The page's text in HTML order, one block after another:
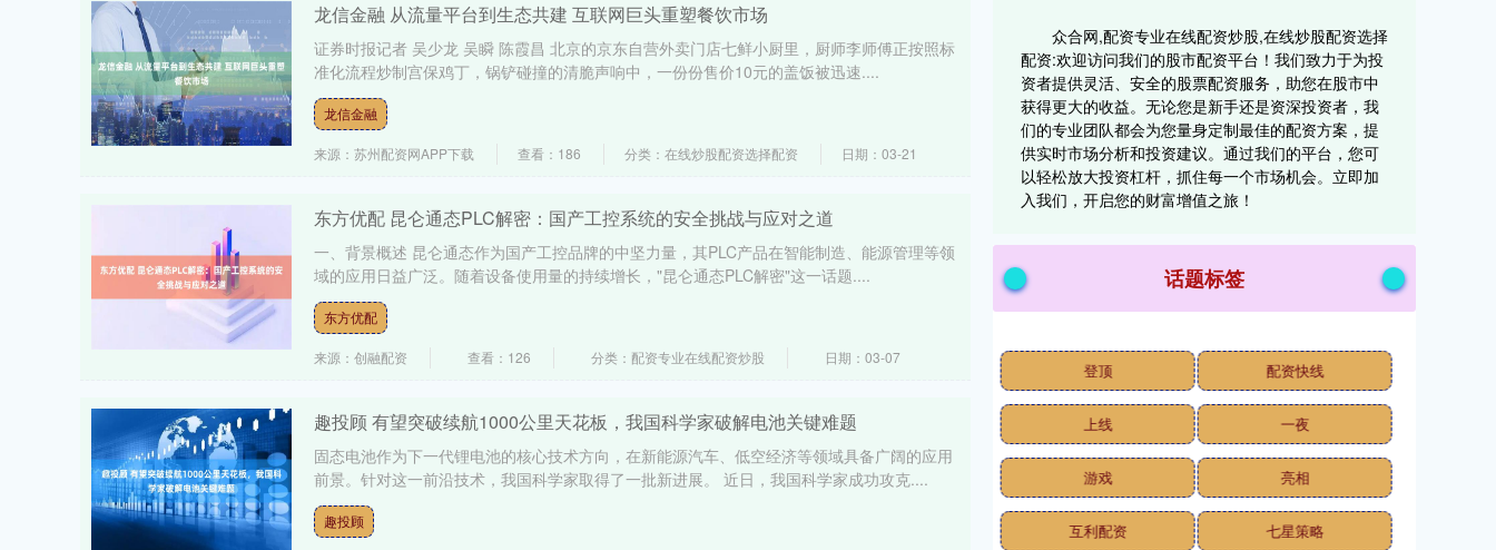
龙信金融 从流量平台到生态共建 互联网巨头重塑餐饮市场
证券时报记者 吴少龙 吴瞬 陈霞昌 北京的京东自营外卖门店七鲜小厨里，厨师李师傅正按照标
准化流程炒制宫保鸡丁，锅铲碰撞的清脆声响中，一份份售价10元的盖饭被迅速....
龙信金融
来源：苏州配资网APP下载 查看：186 分类：在线炒股配资选择配资 日期：03-21
东方优配 昆仑通态PLC解密：国产工控系统的安全挑战与应对之道
一、背景概述 昆仑通态作为国产工控品牌的中坚力量，其PLC产品在智能制造、能源管理等领
域的应用日益广泛。随着设备使用量的持续增长，"昆仑通态PLC解密"这一话题....
东方优配
来源：创融配资 查看：126 分类：配资专业在线配资炒股 日期：03-07
趣投顾 有望突破续航1000公里天花板，我国科学家破解电池关键难题
固态电池作为下一代锂电池的核心技术方向，在新能源汽车、低空经济等领域具备广阔的应用
前景。针对这一前沿技术，我国科学家取得了一批新进展。 近日，我国科学家成功攻克....
趣投顾
众合网,配资专业在线配资炒股,在线炒股配资选择
配资:欢迎访问我们的股市配资平台！我们致力于为投
资者提供灵活、安全的股票配资服务，助您在股市中
获得更大的收益。无论您是新手还是资深投资者，我
们的专业团队都会为您量身定制最佳的配资方案，提
供实时市场分析和投资建议。通过我们的平台，您可
以轻松放大投资杠杆，抓住每一个市场机会。立即加
入我们，开启您的财富增值之旅！
话题标签
登顶 配资快线
上线 一夜
游戏 亮相
互利配资 七星策略